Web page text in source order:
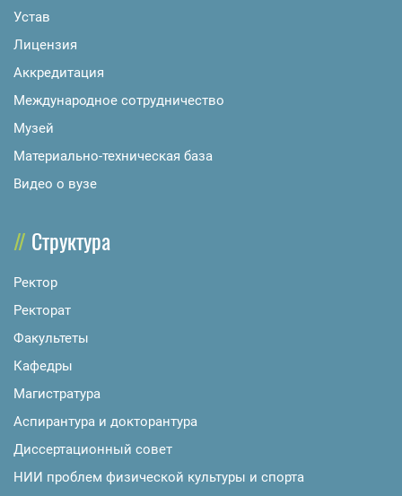
Устав
Лицензия
Аккредитация
Международное сотрудничество
Музей
Материально-техническая база
Видео о вузе
Структура
Ректор
Ректорат
Факультеты
Кафедры
Магистратура
Аспирантура и докторантура
Диссертационный совет
НИИ проблем физической культуры и спорта